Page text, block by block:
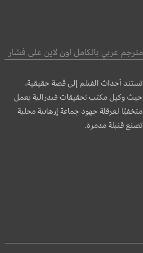
تستند أحداث الفيلم إلى قصة حقيقية،
حيث وكيل مكتب تحقيقات فيدرالية يعمل
متخفيًا لعرقلة جهود جماعة إرهابية محلية
تصنع قنبلة مدمرة.